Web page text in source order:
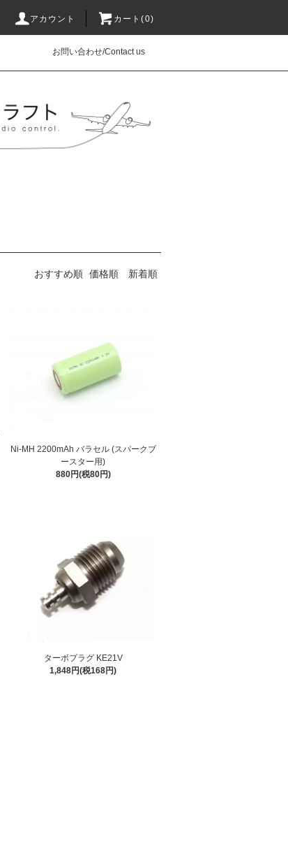
アカウント カート(0)
お問い合わせ/Contact us
おすすめ順 価格順 新着順
Ni-MH 2200mAh バラセル (スパークブ
ースター用)
880円(税80円)
ターボプラグ KE21V
1,848円(税168円)